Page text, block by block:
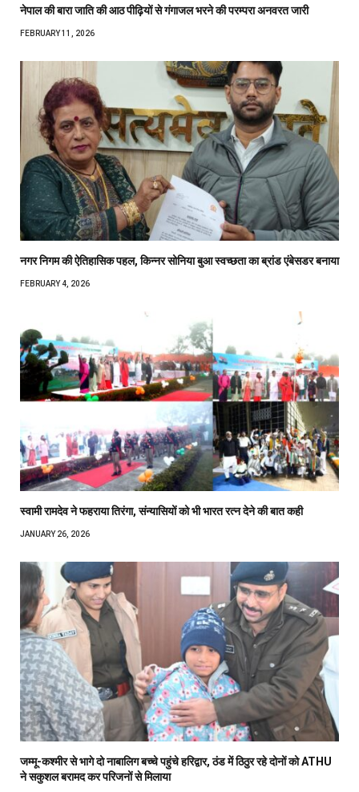
नेपाल की बारा जाति की आठ पीढ़ियों से गंगाजल भरने की परम्परा अनवरत जारी
FEBRUARY 11, 2026
नगर निगम की ऐतिहासिक पहल, किन्नर सोनिया बुआ स्वच्छता का ब्रांड एंबेसडर बनाया
FEBRUARY 4, 2026
स्वामी रामदेव ने फहराया तिरंगा, संन्यासियों को भी भारत रत्न देने की बात कही
JANUARY 26, 2026
जम्मू-कश्मीर से भागे दो नाबालिग बच्चे पहुंचे हरिद्वार, ठंड में ठिठुर रहे दोनों को ATHU
ने सकुशल बरामद कर परिजनों से मिलाया